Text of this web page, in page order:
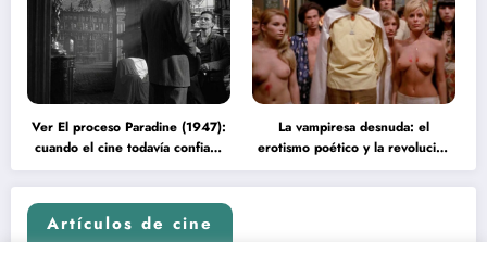
Ver El proceso Paradine (1947):
cuando el cine todavía confiaba
en la inteligencia del espectador
La vampiresa desnuda: el
erotismo poético y la revolución
psicodélica de Jean Rollin
Artículos de cine